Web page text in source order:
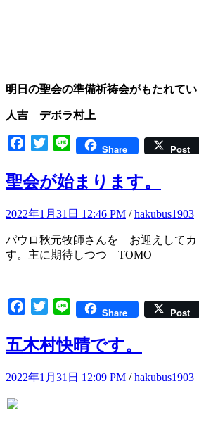
明日の聖会の準備祈祷会がもたれてい
人吉 デボラ村上
Facebook
TwitterLine Share Post
聖会が始まります。
2022年1月31日 12:46 PM /hakubus1903
パウロ秋元牧師さんを お迎えしてカ
す。主に期待しつつ TOMO
Facebook
TwitterLine Share Post
五木村快晴です。
2022年1月31日 12:09 PM /hakubus1903